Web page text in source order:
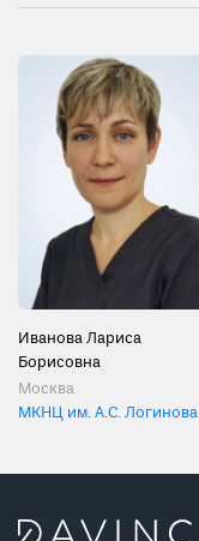
Иванова Лариса
Борисовна
Москва
МКНЦ им. А.С. Логинова